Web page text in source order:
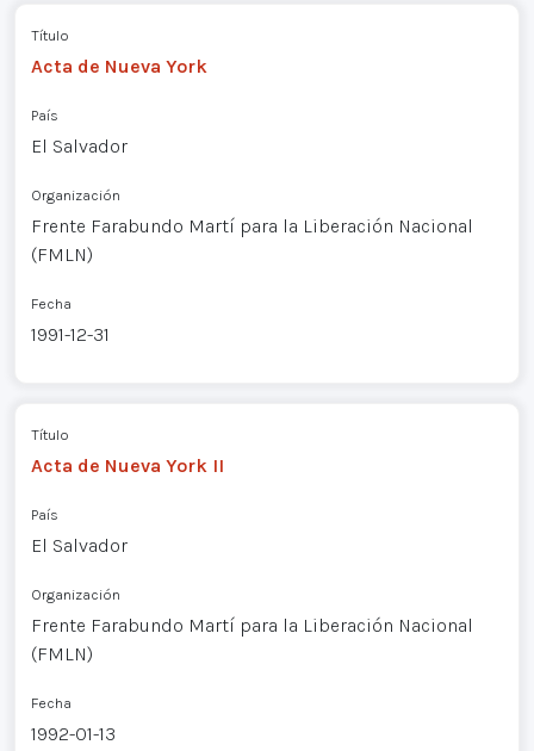
Título
Acta de Nueva York
País
El Salvador
Organización
Frente Farabundo Martí para la Liberación Nacional
(FMLN)
Fecha
1991-12-31
Título
Acta de Nueva York II
País
El Salvador
Organización
Frente Farabundo Martí para la Liberación Nacional
(FMLN)
Fecha
1992-01-13